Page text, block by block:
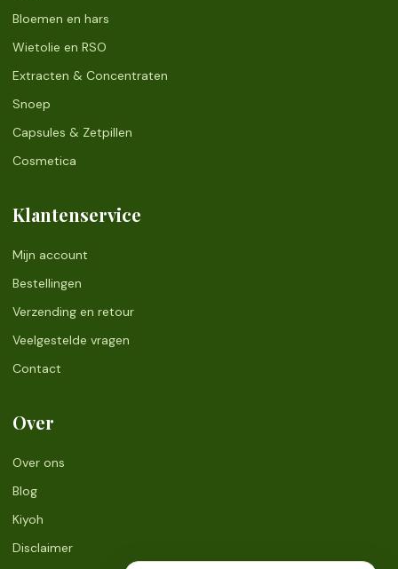
Bloemen en hars
Wietolie en RSO
Extracten & Concentraten
Snoep
Capsules & Zetpillen
Cosmetica
Klantenservice
Mijn account
Bestellingen
Verzending en retour
Veelgestelde vragen
Contact
Over
Over ons
Blog
Kiyoh
Disclaimer